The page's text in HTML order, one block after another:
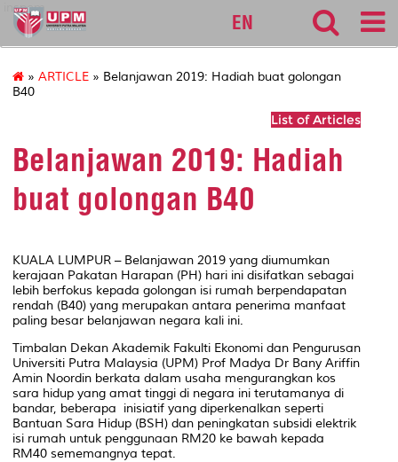
inspem
EN
» ARTICLE » Belanjawan 2019: Hadiah buat golongan
B40
List of Articles
Belanjawan 2019: Hadiah
buat golongan B40
KUALA LUMPUR – Belanjawan 2019 yang diumumkan
kerajaan Pakatan Harapan (PH) hari ini disifatkan sebagai
lebih berfokus kepada golongan isi rumah berpendapatan
rendah (B40) yang merupakan antara penerima manfaat
paling besar belanjawan negara kali ini.
Timbalan Dekan Akademik Fakulti Ekonomi dan Pengurusan
Universiti Putra Malaysia (UPM) Prof Madya Dr Bany Ariffin
Amin Noordin berkata dalam usaha mengurangkan kos
sara hidup yang amat tinggi di negara ini terutamanya di
bandar, beberapa inisiatif yang diperkenalkan seperti
Bantuan Sara Hidup (BSH) dan peningkatan subsidi elektrik
isi rumah untuk penggunaan RM20 ke bawah kepada
RM40 sememangnya tepat.